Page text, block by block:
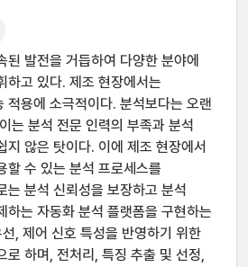
된 발전을 거듭하여 다양한 분야에
하고 있다. 제조 현장에서는
적용에 소극적이다. 분석보다는 오랜
는 분석 전문 인력의 부족과 분석
지 않은 탓이다. 이에 제조 현장에서
할 수 있는 분석 프로세스를
는 분석 신뢰성을 보장하고 분석
하는 자동화 분석 플랫폼을 구현하는
, 제어 신호 특성을 반영하기 위한
로 하며, 전처리, 특징 추출 및 선정,